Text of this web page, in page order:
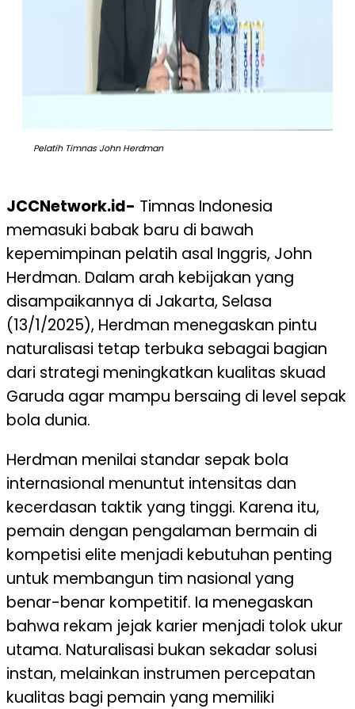
Pelatih Timnas John Herdman
JCCNetwork.id- Timnas Indonesia
memasuki babak baru di bawah
kepemimpinan pelatih asal Inggris, John
Herdman. Dalam arah kebijakan yang
disampaikannya di Jakarta, Selasa
(13/1/2025), Herdman menegaskan pintu
naturalisasi tetap terbuka sebagai bagian
dari strategi meningkatkan kualitas skuad
Garuda agar mampu bersaing di level sepak
bola dunia.
Herdman menilai standar sepak bola
internasional menuntut intensitas dan
kecerdasan taktik yang tinggi. Karena itu,
pemain dengan pengalaman bermain di
kompetisi elite menjadi kebutuhan penting
untuk membangun tim nasional yang
benar-benar kompetitif. Ia menegaskan
bahwa rekam jejak karier menjadi tolok ukur
utama. Naturalisasi bukan sekadar solusi
instan, melainkan instrumen percepatan
kualitas bagi pemain yang memiliki